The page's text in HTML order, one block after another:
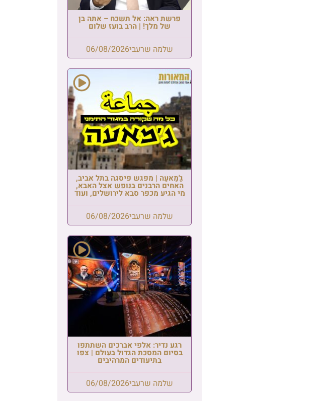
פרשת ראה: אל תשכח – אתה בן
של מלך! | הרב בועז שלום
שלמה שרעבי06/08/2026
גַ'מַאעַה | מפגש פיסגה בתל אביב,
האחים הרבנים בנופש אצל האבא,
מי הגיע מכפר סבא לירושלים, ועוד
שלמה שרעבי06/08/2026
רגע נדיר: אלפי אברכים השתתפו
בסיום המסכת הגדול בעולם | צפו
בתיעודים המרהיבים
שלמה שרעבי06/08/2026